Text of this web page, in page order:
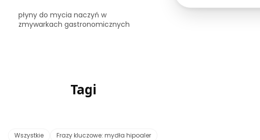
płyny do mycia naczyń w
zmywarkach gastronomicznych
Tagi
Wszystkie
Frazy kluczowe: mydła hipoaler